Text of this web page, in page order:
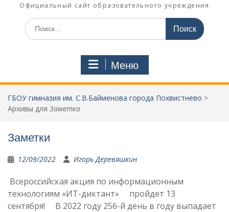
Официальный сайт образовательного учреждения
Поиск
по:
Меню
ГБОУ гимназия им. С.В.Байменова города Похвистнево >
Архивы для Заметка
Заметки
12/09/2022 Игорь Деревяшкин
Всероссийская акция по информационным
технологиям «ИТ-диктант» пройдет 13
сентября! В 2022 году 256-й день в году выпадает